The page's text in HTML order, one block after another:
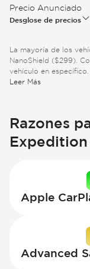
Precio Anunciado
Desglose de precios
La mayoría de los
NanoShield ($299).
vehículo en
adicional.
Leer Más
Razones
Expedition
Apple
Advanced